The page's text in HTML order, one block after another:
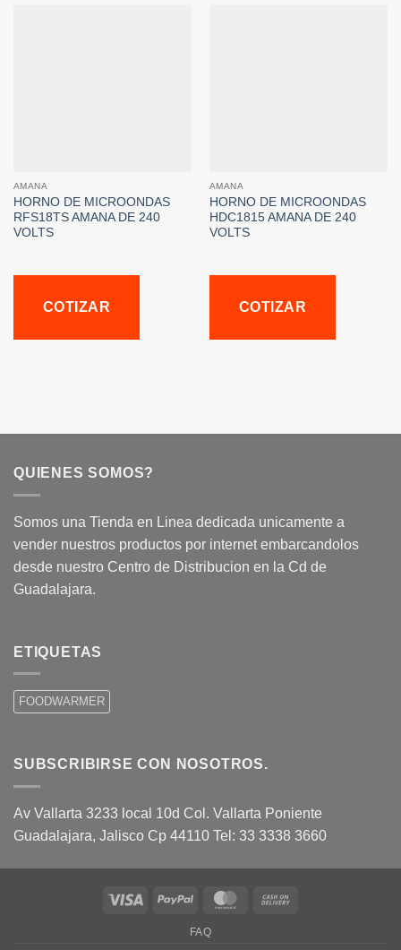
AMANA
HORNO DE MICROONDAS
RFS18TS AMANA DE 240
VOLTS
COTIZAR
AMANA
HORNO DE MICROONDAS
HDC1815 AMANA DE 240
VOLTS
COTIZAR
QUIENES SOMOS?
Somos una Tienda en Linea dedicada unicamente a
vender nuestros productos por internet embarcandolos
desde nuestro Centro de Distribucion en la Cd de
Guadalajara.
ETIQUETAS
FOODWARMER
SUBSCRIBIRSE CON NOSOTROS.
Av Vallarta 3233 local 10d Col. Vallarta Poniente
Guadalajara, Jalisco Cp 44110 Tel: 33 3338 3660
Visa PayPal MasterCard
FAQ